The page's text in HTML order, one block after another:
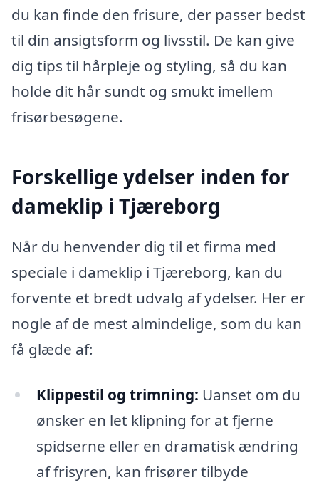
du kan finde den frisure, der passer bedst
til din ansigtsform og livsstil. De kan give
dig tips til hårpleje og styling, så du kan
holde dit hår sundt og smukt imellem
frisørbesøgene.
Forskellige ydelser inden for
dameklip i Tjæreborg
Når du henvender dig til et firma med
speciale i dameklip i Tjæreborg, kan du
forvente et bredt udvalg af ydelser. Her er
nogle af de mest almindelige, som du kan
få glæde af:
Klippestil og trimning: Uanset om du
ønsker en let klipning for at fjerne
spidserne eller en dramatisk ændring
af frisyren, kan frisører tilbyde